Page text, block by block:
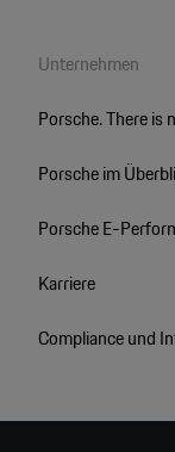
Unternehmen
Porsche. There is
Porsche im
Porsche E-
Karriere
Compliance und